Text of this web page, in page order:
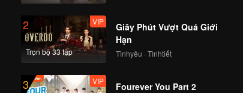
2
Trọn bộ 33 tập
VIP
Giây Phút Vượt Quá Giới
Hạn
Tìnhyêu · Tìnhtiết
3 VIP
Fourever You Part 2